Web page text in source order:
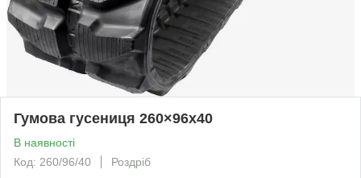
Гумова гусениця 260×96x40
В наявності
Код: 260/96/40
Роздріб